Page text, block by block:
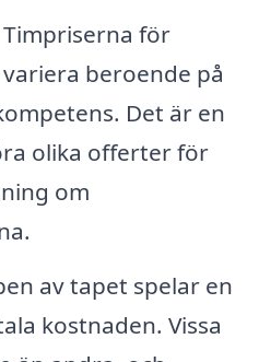
Timpriserna för
beroende på
Det är en
olika offerter för
om
av tapet spelar en
kostnaden. Vissa